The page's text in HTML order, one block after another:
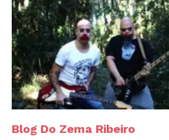
Blog Do Zema Ribeiro